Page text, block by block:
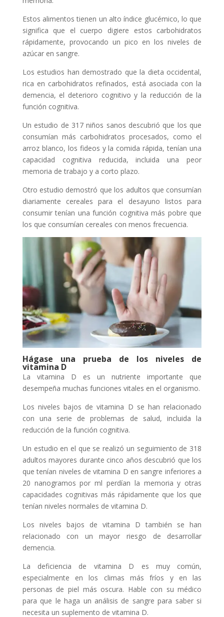
Estos alimentos tienen un alto índice glucémico, lo que
significa que el cuerpo digiere estos carbohidratos
rápidamente, provocando un pico en los niveles de
azúcar en sangre.
Los estudios han demostrado que la dieta occidental,
rica en carbohidratos refinados, está asociada con la
demencia, el deterioro cognitivo y la reducción de la
función cognitiva.
Un estudio de 317 niños sanos descubrió que los que
consumían más carbohidratos procesados, como el
arroz blanco, los fideos y la comida rápida, tenían una
capacidad cognitiva reducida, incluida una peor
memoria de trabajo y a corto plazo.
Otro estudio demostró que los adultos que consumían
diariamente cereales para el desayuno listos para
consumir tenían una función cognitiva más pobre que
los que consumían cereales con menos frecuencia.
Hágase una prueba de los niveles de
vitamina D
La vitamina D es un nutriente importante que
desempeña muchas funciones vitales en el organismo.
Los niveles bajos de vitamina D se han relacionado
con una serie de problemas de salud, incluida la
reducción de la función cognitiva.
Un estudio en el que se realizó un seguimiento de 318
adultos mayores durante cinco años descubrió que los
que tenían niveles de vitamina D en sangre inferiores a
20 nanogramos por ml perdían la memoria y otras
capacidades cognitivas más rápidamente que los que
tenían niveles normales de vitamina D.
Los niveles bajos de vitamina D también se han
relacionado con un mayor riesgo de desarrollar
demencia.
La deficiencia de vitamina D es muy común,
especialmente en los climas más fríos y en las
personas de piel más oscura. Hable con su médico
para que le haga un análisis de sangre para saber si
necesita un suplemento de vitamina D.